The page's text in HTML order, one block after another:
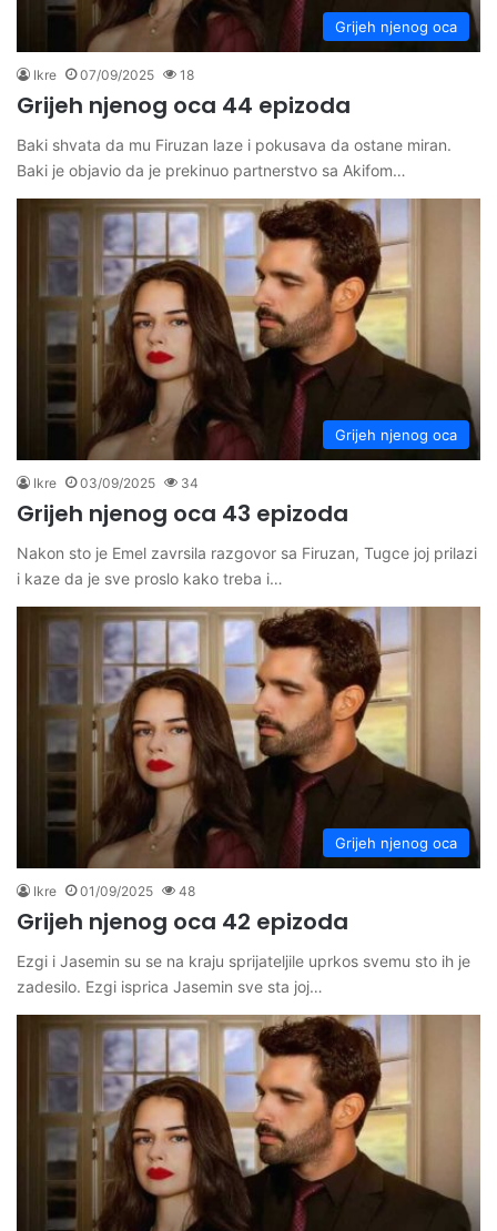
Grijeh njenog oca
Ikre 07/09/2025 18
Grijeh njenog oca 44 epizoda
Baki shvata da mu Firuzan laze i pokusava da ostane miran.
Baki je objavio da je prekinuo partnerstvo sa Akifom…
Grijeh njenog oca
Ikre 03/09/2025 34
Grijeh njenog oca 43 epizoda
Nakon sto je Emel zavrsila razgovor sa Firuzan, Tugce joj prilazi
i kaze da je sve proslo kako treba i…
Grijeh njenog oca
Ikre 01/09/2025 48
Grijeh njenog oca 42 epizoda
Ezgi i Jasemin su se na kraju sprijateljile uprkos svemu sto ih je
zadesilo. Ezgi isprica Jasemin sve sta joj…